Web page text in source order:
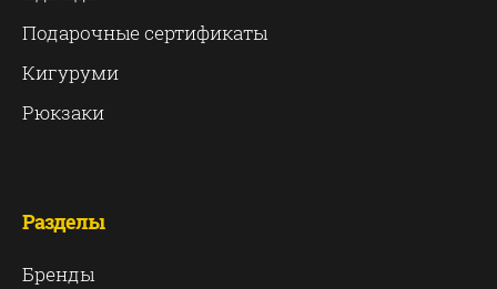
Подарочные сертификаты
Кигуруми
Рюкзаки
Разделы
Бренды